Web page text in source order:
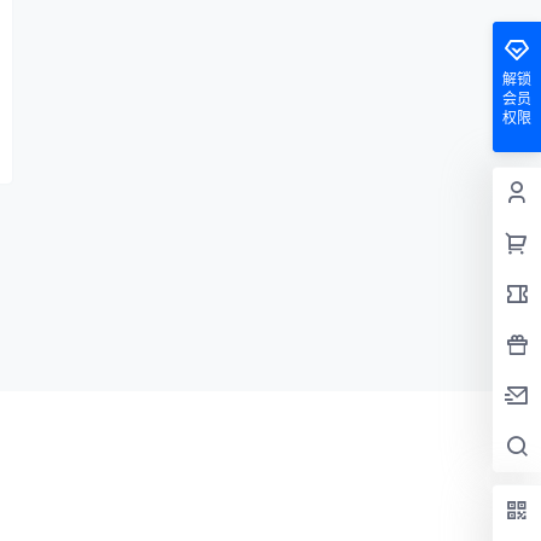
解锁
会员
权限